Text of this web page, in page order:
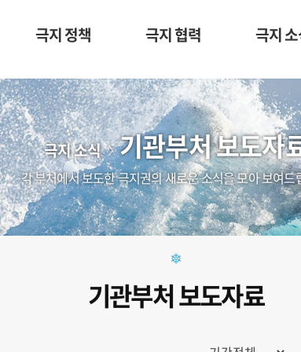
극지 정책 극지 협력 극지
극지 소식 기관부처 보도자
각 부처에서 보도한 극지권의 새로운 소식을 모아 보여드
기관부처 보도자료